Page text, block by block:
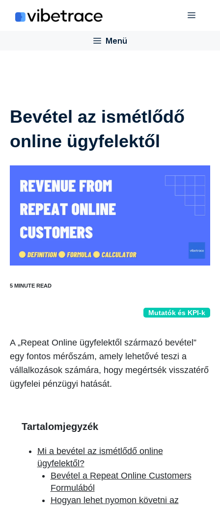
Menü
Menü
Bevétel az ismétlődő
online ügyfelektől
Mutatók és KPI-k
A „Repeat Online ügyfelektől származó bevétel”
egy fontos mérőszám, amely lehetővé teszi a
vállalkozások számára, hogy megértsék visszatérő
ügyfelei pénzügyi hatását.
Tartalomjegyzék
Mi a bevétel az ismétlődő online
ügyfelektől?
Bevétel a Repeat Online Customers
Formulából
Hogyan lehet nyomon követni az